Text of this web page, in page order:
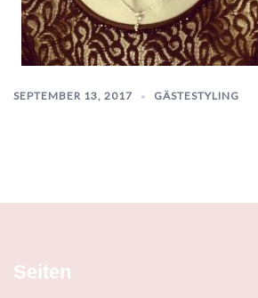
SEPTEMBER 13, 2017 GÄSTESTYLING
Seiten